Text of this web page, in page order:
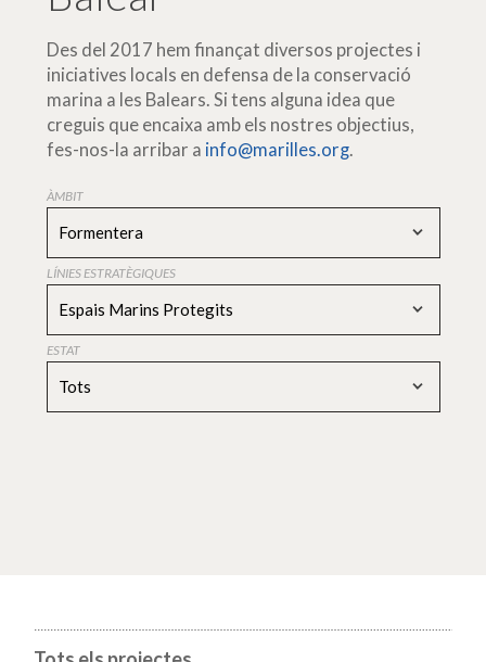
Des del 2017 hem finançat diversos projectes i
iniciatives locals en defensa de la conservació
marina a les Balears. Si tens alguna idea que
creguis que encaixa amb els nostres objectius,
fes-nos-la arribar a info@marilles.org.
ÀMBIT
Formentera
LÍNIES ESTRATÈGIQUES
Espais Marins Protegits
ESTAT
Tots